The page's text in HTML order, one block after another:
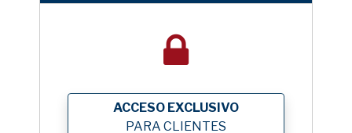
ACCESO EXCLUSIVO
PARA CLIENTES